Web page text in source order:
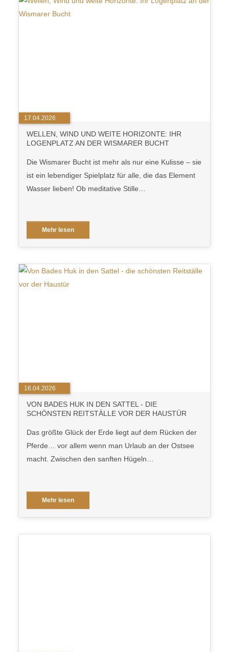
17.04.2026
WELLEN, WIND UND WEITE HORIZONTE: IHR
LOGENPLATZ AN DER WISMARER BUCHT
Die Wismarer Bucht ist mehr als nur eine Kulisse – sie
ist ein lebendiger Spielplatz für alle, die das Element
Wasser lieben! Ob meditative Stille…
Mehr lesen
16.04.2026
VON BADES HUK IN DEN SATTEL - DIE
SCHÖNSTEN REITSTÄLLE VOR DER HAUSTÜR
Das größte Glück der Erde liegt auf dem Rücken der
Pferde… vor allem wenn man Urlaub an der Ostsee
macht. Zwischen den sanften Hügeln…
Mehr lesen